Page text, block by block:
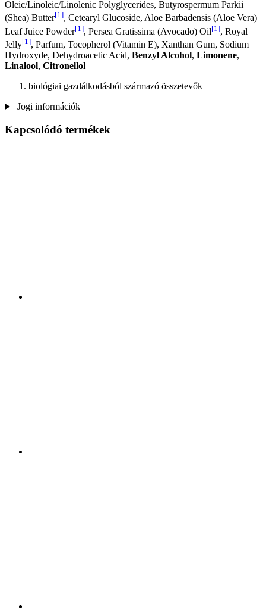
Oleic/Linoleic/Linolenic Polyglycerides, Butyrospermum Parkii
(Shea) Butter[1], Cetearyl Glucoside, Aloe Barbadensis (Aloe Vera)
Leaf Juice Powder[1], Persea Gratissima (Avocado) Oil[1], Royal
Jelly[1], Parfum, Tocopherol (Vitamin E), Xanthan Gum, Sodium
Hydroxyde, Dehydroacetic Acid, Benzyl Alcohol, Limonene,
Linalool, Citronellol
biológiai gazdálkodásból származó összetevők
Jogi információk
Kapcsolódó termékek